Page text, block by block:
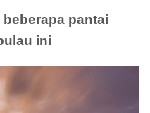
pantai
ini